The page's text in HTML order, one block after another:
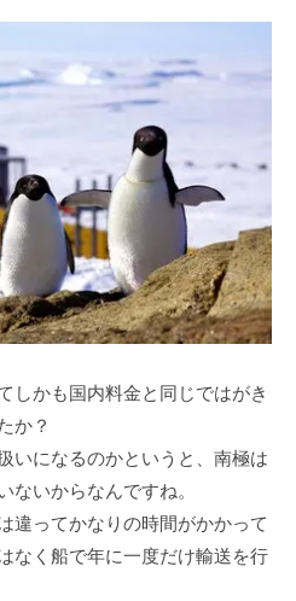
しかも国内料金と同じではがき
か？
いになるのかというと、南極は
ないからなんですね。
違ってかなりの時間がかかって
なく船で年に一度だけ輸送を行